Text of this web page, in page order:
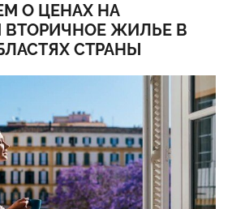
О ЦЕНАХ НА
ВТОРИЧНОЕ ЖИЛЬЕ В
СТРАНЫ